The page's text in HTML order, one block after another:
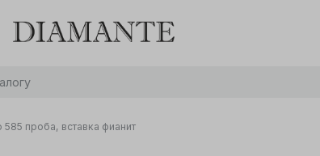
0 : 0 0
проба, вставка фианит